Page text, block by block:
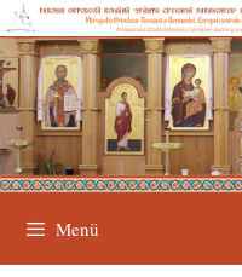
Zum
Inhalt
springen
Menü